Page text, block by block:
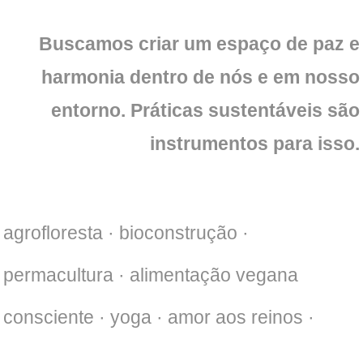
Buscamos criar um espaço de paz e
harmonia dentro de nós e em nosso
entorno. Práticas sustentáveis são
instrumentos para isso.
agrofloresta · bioconstrução ·
permacultura · alimentação vegana
consciente · yoga · amor aos reinos ·